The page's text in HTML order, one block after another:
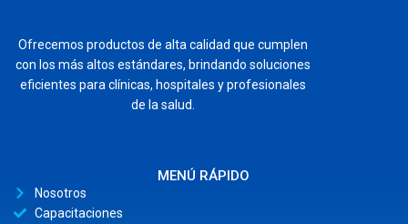
Ofrecemos productos de alta calidad que cumplen
con los más altos estándares, brindando soluciones
eficientes para clínicas, hospitales y profesionales
de la salud.
MENÚ RÁPIDO
Nosotros
Capacitaciones